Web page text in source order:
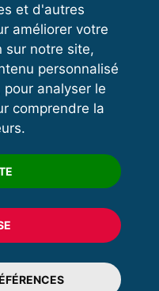
et d'autres
améliorer votre
sur notre site,
personnalisé
analyser le
comprendre la
droits réservés